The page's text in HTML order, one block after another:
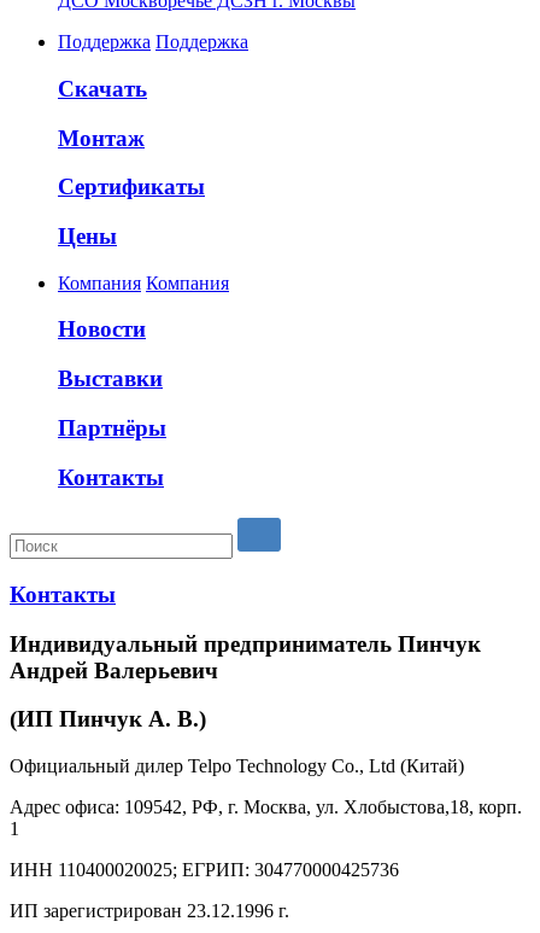
Поддержка Поддержка
Скачать
Монтаж
Сертификаты
Цены
Компания Компания
Новости
Выставки
Партнёры
Контакты
Контакты
Индивидуальный предприниматель Пинчук
Андрей Валерьевич
(ИП Пинчук А. В.)
Официальный дилер Telpo Technology Co., Ltd (Китай)
Адрес офиса: 109542, РФ, г. Москва, ул. Хлобыстова,18, корп.
1
ИНН 110400020025; ЕГРИП: 304770000425736
ИП зарегистрирован 23.12.1996 г.